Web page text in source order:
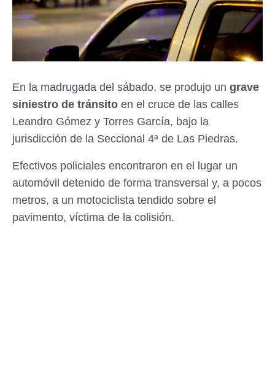
En la madrugada del sábado, se produjo un grave
siniestro de tránsito en el cruce de las calles
Leandro Gómez y Torres García, bajo la
jurisdicción de la Seccional 4ª de Las Piedras.
Efectivos policiales encontraron en el lugar un
automóvil detenido de forma transversal y, a pocos
metros, a un motociclista tendido sobre el
pavimento, víctima de la colisión.